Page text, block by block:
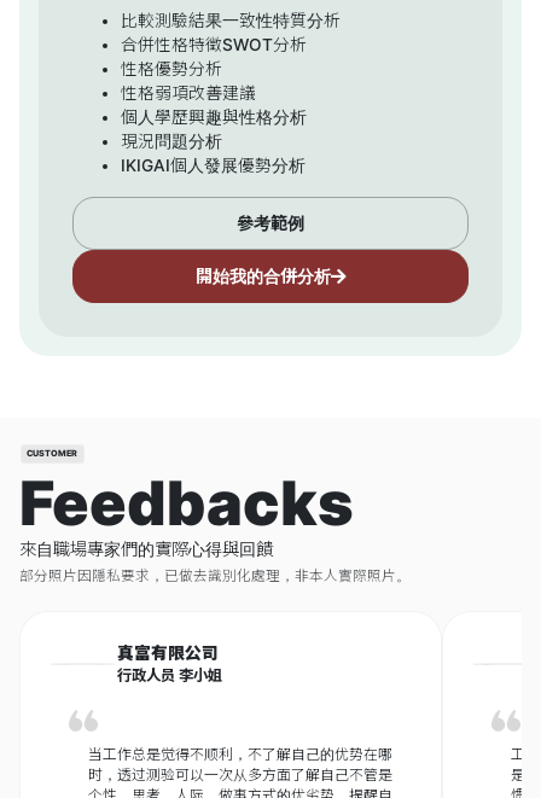
比較測驗結果一致性特質分析
合併性格特徵SWOT分析
性格優勢分析
性格弱項改善建議
個人學歷興趣與性格分析
現況問題分析
IKIGAI個人發展優勢分析
參考範例
開始我的合併分析
CUSTOMER
Feedbacks
來自職場專家們的實際心得與回饋
部分照片因隱私要求，已做去識別化處理，非本人實際照片。
真富有限公司
行政人员 李小姐
当工作总是觉得不顺利，不了解自己的优势在哪
时，透过测验可以一次从多方面了解自己不管是
工
是